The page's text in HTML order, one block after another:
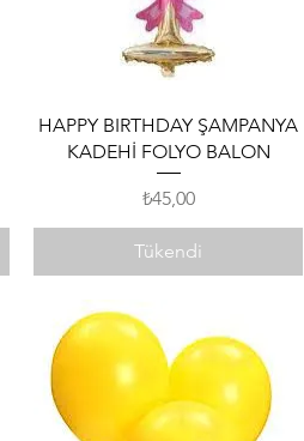
Hızlı Bakış
HAPPY BIRTHDAY ŞAMPANYA
KADEHİ FOLYO BALON
Fiyat
₺45,00
Tükendi